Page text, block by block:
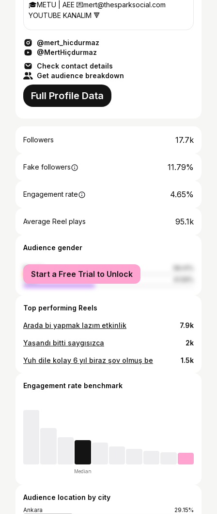
🎓METU | AEE 💌mert@thesparksocial.com
YOUTUBE KANALIM 🔻
@mert_hicdurmaz
@MertHiçdurmaz
Check contact details
Get audience breakdown
Full Profile Data
Followers 17.7k
Fake followers 11.79%
Engagement rate 4.65%
Average Reel plays 95.1k
Audience gender
female
male
Start a Free Trial to Unlock
Top performing Reels
Arada bi yapmak lazım etkinlik 7.9k
Yaşandı bitti saygısızca 2k
Yuh dile kolay 6 yıl biraz şov olmuş be 1.5k
Engagement rate benchmark
Median
Audience location by city
Ankara
29.15%